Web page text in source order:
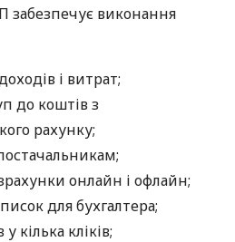
забезпечує виконання
і витрат;
до коштів з
рахунку;
онлайн і офлайн;
для бухгалтера;
кілька кліків;